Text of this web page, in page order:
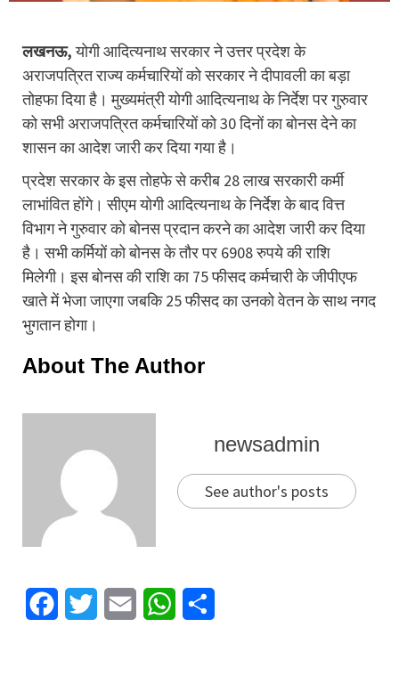
लखनऊ,योगी आदित्यनाथ सरकार ने उत्तर प्रदेश के
अराजपत्रित राज्य कर्मचारियों को सरकार ने दीपावली का बड़ा
तोहफा दिया है। मुख्यमंत्री योगी आदित्यनाथ के निर्देश पर गुरुवार
को सभी अराजपत्रित कर्मचारियों को 30 दिनों का बोनस देने का
शासन का आदेश जारी कर दिया गया है।
प्रदेश सरकार के इस तोहफे से करीब 28 लाख सरकारी कर्मी
लाभांवित होंगे। सीएम योगी आदित्यनाथ के निर्देश के बाद वित्त
विभाग ने गुरुवार को बोनस प्रदान करने का आदेश जारी कर दिया
है। सभी कर्मियों को बोनस के तौर पर 6908 रुपये की राशि
मिलेगी। इस बोनस की राशि का 75 फीसद कर्मचारी के जीपीएफ
खाते में भेजा जाएगा जबकि 25 फीसद का उनको वेतन के साथ नगद
भुगतान होगा।
About The Author
newsadmin
See author's posts
FacebookTwitter Email WhatsApp